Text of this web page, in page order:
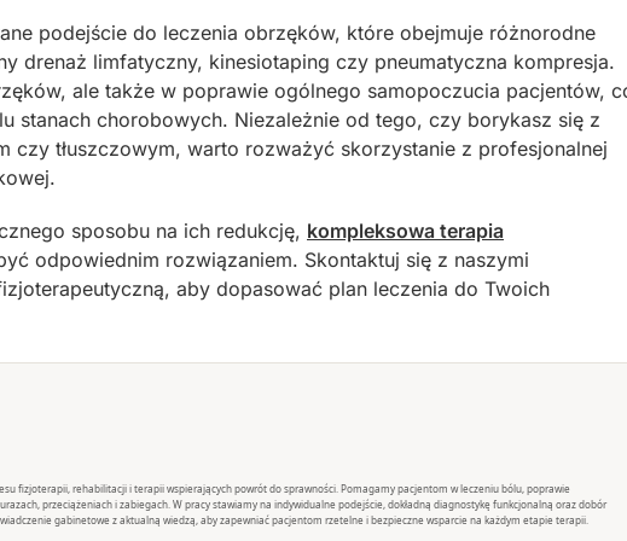
podejście do leczenia obrzęków, które obejmuje różnorodne
drenaż limfatyczny, kinesiotaping czy pneumatyczna kompresja.
ale także w poprawie ogólnego samopoczucia pacjentów,
stanach chorobowych. Niezależnie od tego, czy borykasz się z
czy tłuszczowym, warto rozważyć skorzystanie z profesjonalnej
sposobu na ich redukcję, kompleksowa terapia
odpowiednim rozwiązaniem. Skontaktuj się z naszymi
aby dopasować plan leczenia do Twoich
fizjoterapii, rehabilitacji i terapii wspierających powrót do sprawności. Pomagamy pacjentom w leczeniu bólu, poprawie
przeciążeniach i zabiegach. W pracy stawiamy na indywidualne podejście, dokładną diagnostykę funkcjonalną oraz dobór
gabinetowe z aktualną wiedzą, aby zapewniać pacjentom rzetelne i bezpieczne wsparcie na każdym etapie terapii.